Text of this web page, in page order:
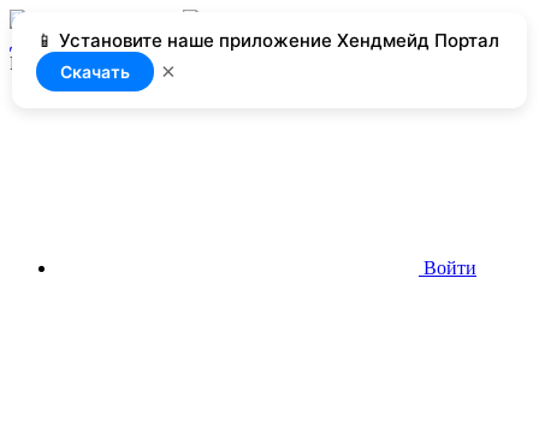
📱 Установите наше приложение Хендмейд Портал
Скачать ×
Добавить
Нет доступа
Войти